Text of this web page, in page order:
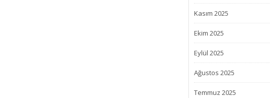
Kasım 2025
Ekim 2025
Eylül 2025
Ağustos 2025
Temmuz 2025